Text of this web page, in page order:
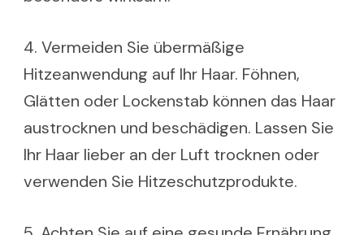
4. Vermeiden Sie übermäßige
Hitzeanwendung auf Ihr Haar. Föhnen,
Glätten oder Lockenstab können das Haar
austrocknen und beschädigen. Lassen Sie
Ihr Haar lieber an der Luft trocknen oder
verwenden Sie Hitzeschutzprodukte.